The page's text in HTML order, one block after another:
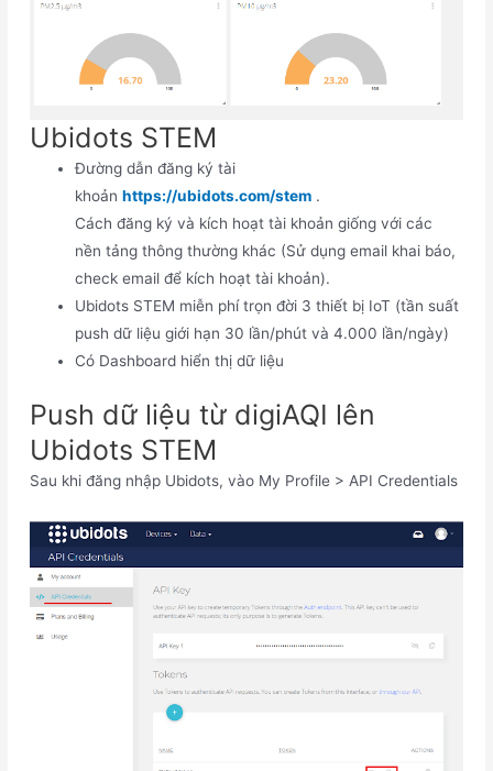
Ubidots STEM
Đường dẫn đăng ký tài
khoảnhttps://ubidots.com/stem .
Cách đăng ký và kích hoạt tài khoản giống với các
nền tảng thông thường khác (Sử dụng email khai báo,
check email để kích hoạt tài khoản).
Ubidots STEM miễn phí trọn đời 3 thiết bị IoT (tần suất
push dữ liệu giới hạn 30 lần/phút và 4.000 lần/ngày)
Có Dashboard hiển thị dữ liệu
Push dữ liệu từ digiAQI lên
Ubidots STEM
Sau khi đăng nhập Ubidots, vào My Profile > API Credentials